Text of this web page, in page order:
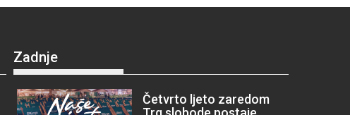
Zadnje
Četvrto ljeto zaredom